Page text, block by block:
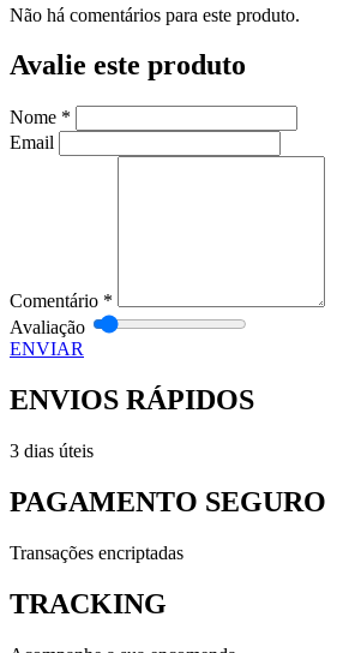
Não há comentários para este produto.
Avalie este produto
Nome *
Email
Comentário *
Avaliação
ENVIAR
ENVIOS RÁPIDOS
3 dias úteis
PAGAMENTO SEGURO
Transações encriptadas
TRACKING